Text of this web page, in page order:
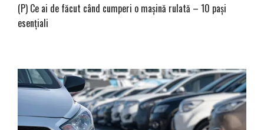
(P) Ce ai de făcut când cumperi o mașină rulată – 10 pași
esențiali